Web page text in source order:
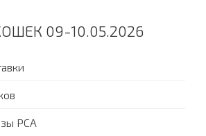
09-10.05.2026
PCA